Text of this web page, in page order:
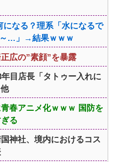
になる？理系「水になるで
～…」→結果ｗｗｗ
広の”素顔”を暴露
年目店長「タトゥー入れに
春アニメ化ｗｗｗ 国防を
る
神社、境内におけるコス